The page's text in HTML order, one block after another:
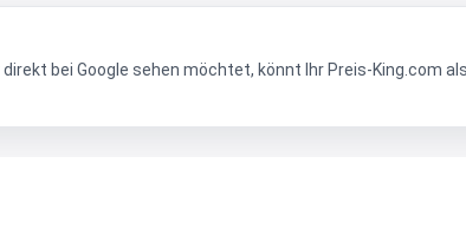
bei Google sehen möchtet, könnt Ihr Preis-King.com